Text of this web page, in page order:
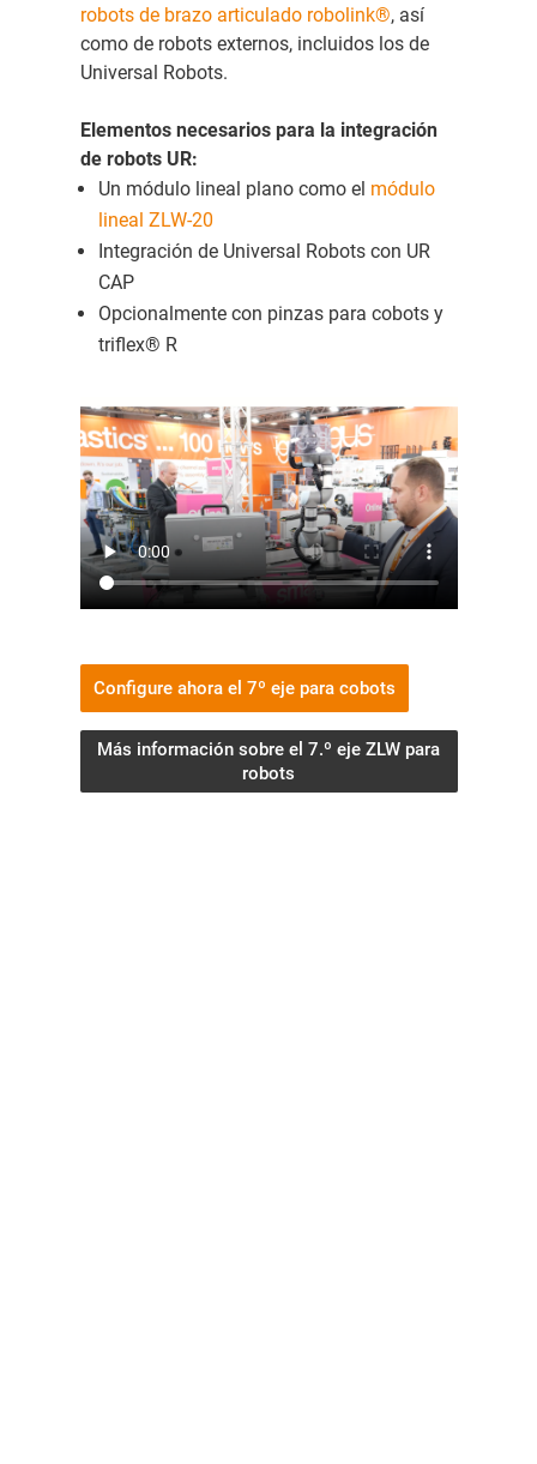
robots de brazo articulado robolink®, así
como de robots externos, incluidos los de
Universal Robots.
Elementos necesarios para la integración
de robots UR:
Un módulo lineal plano como el módulo
lineal ZLW-20
Integración de Universal Robots con UR
CAP
Opcionalmente con pinzas para cobots y
triflex® R
Configure ahora el 7º eje para cobots
Más información sobre el 7.º eje ZLW para
robots